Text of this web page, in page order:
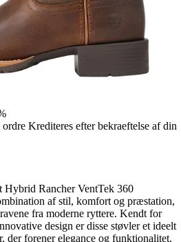
ordre Krediteres efter bekraeftelse af din
Hybrid Rancher VentTek 360
af stil, komfort og præstation,
fra moderne ryttere. Kendt for
design er disse støvler et ideelt
der forener elegance og funktionalitet.